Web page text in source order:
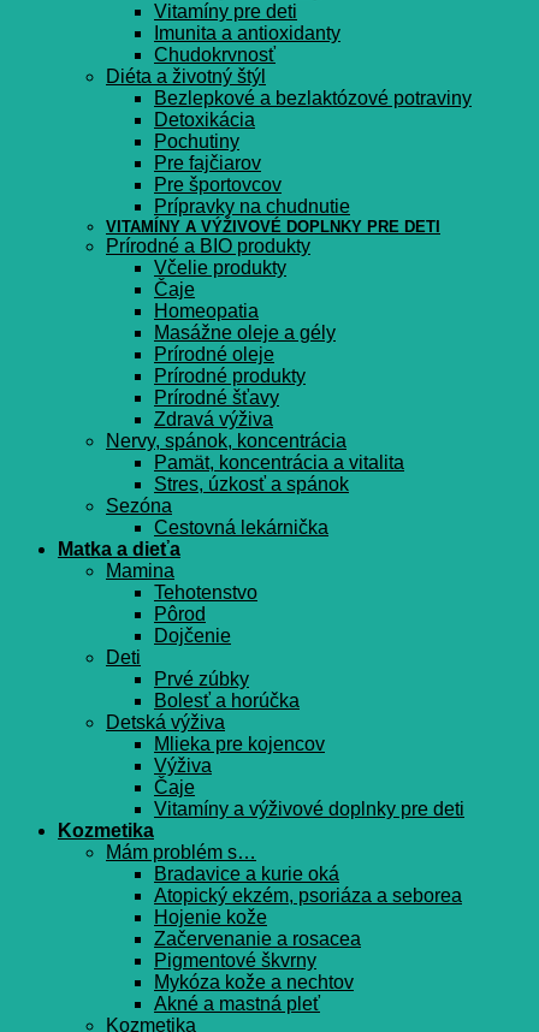
Vitamíny pre deti
Imunita a antioxidanty
Chudokrvnosť
Diéta a životný štýl
Bezlepkové a bezlaktózové potraviny
Detoxikácia
Pochutiny
Pre fajčiarov
Pre športovcov
Prípravky na chudnutie
VITAMÍNY A VÝŽIVOVÉ DOPLNKY PRE DETI
Prírodné a BIO produkty
Včelie produkty
Čaje
Homeopatia
Masážne oleje a gély
Prírodné oleje
Prírodné produkty
Prírodné šťavy
Zdravá výživa
Nervy, spánok, koncentrácia
Pamät, koncentrácia a vitalita
Stres, úzkosť a spánok
Sezóna
Cestovná lekárnička
Matka a dieťa
Mamina
Tehotenstvo
Pôrod
Dojčenie
Deti
Prvé zúbky
Bolesť a horúčka
Detská výživa
Mlieka pre kojencov
Výživa
Čaje
Vitamíny a výživové doplnky pre deti
Kozmetika
Mám problém s…
Bradavice a kurie oká
Atopický ekzém, psoriáza a seborea
Hojenie kože
Začervenanie a rosacea
Pigmentové škvrny
Mykóza kože a nechtov
Akné a mastná pleť
Kozmetika